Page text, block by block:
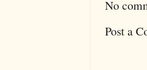
No
Post a